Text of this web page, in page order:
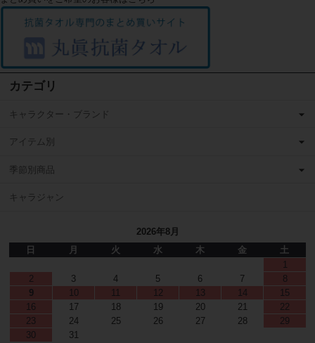
カテゴリ
キャラクター・ブランド
アイテム別
季節別商品
キャラジャン
2026年8月
日
月 火 水 木 金
土
1
2
3 4 5 6 7
8
9
10 11 12 13 14
15
16
17 18 19 20 21
22
23
24 25 26 27 28
29
30
31